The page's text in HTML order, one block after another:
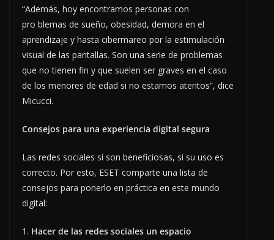
“Además, hoy encontramos personas con
pro blemas de sueño, obesidad, demora en el
aprendizaje y hasta cibermareo por la estimulación
visual de las pantallas. Son una serie de problemas
que no tienen fin y que suelen ser graves en el caso
de los menores de edad si no estamos atentos”, dice
Micucci.
Consejos para una experiencia digital segura
Las redes sociales sí son beneficiosas, si su uso es
correcto. Por esto, ESET comparte una lista de
consejos para ponerlo en práctica en este mundo
digital:
1. Hacer de las redes sociales un espacio